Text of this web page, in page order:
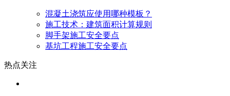
混凝土浇筑应使用哪种模板？
施工技术：建筑面积计算规则
脚手架施工安全要点
基坑工程施工安全要点
热点关注